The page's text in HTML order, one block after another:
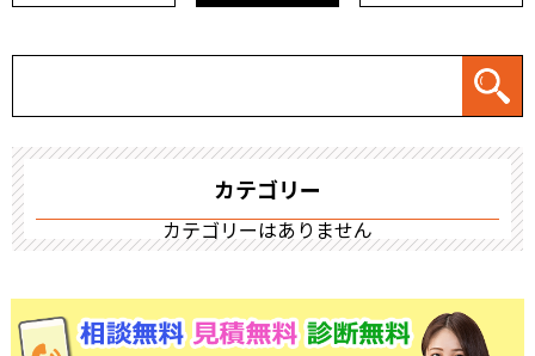
カテゴリー
カテゴリーはありません